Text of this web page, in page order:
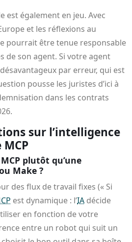
est également en jeu. Avec
et les réflexions au
pourrait être tenue responsable
de son agent. Si votre agent
par erreur, qui est
pousse les juristes d’ici à
dans les contrats
sur l’intelligence
plutôt qu’une
Make ?
des flux de travail fixes (« Si
est dynamique : l’IA décide
en fonction de votre
entre un robot qui suit un